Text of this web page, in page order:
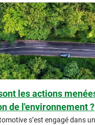
les actions
de l'environnement ?
s’est engagé dans